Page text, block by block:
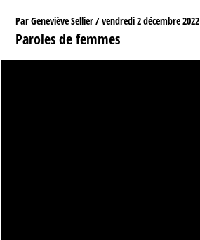
S’abonner à la Lettre !
Par Geneviève Sellier /vendredi 2 décembre 2022
Paroles de femmes